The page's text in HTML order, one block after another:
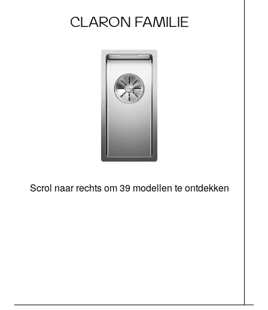
CLARON FAMILIE
Scrol naar rechts om 39 modellen te ontdekken